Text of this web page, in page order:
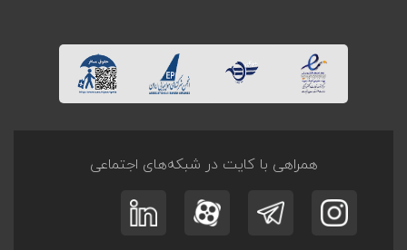
همراهی با کایت در شبکه‌های اجتماعی